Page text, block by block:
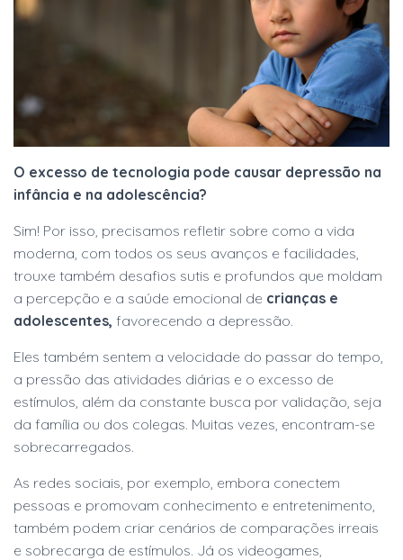
O excesso de tecnologia pode causar depressão na
infância e na adolescência?
Sim! Por isso, precisamos refletir sobre como a vida
moderna, com todos os seus avanços e facilidades,
trouxe também desafios sutis e profundos que moldam
a percepção e a saúde emocional de crianças e
adolescentes, favorecendo a depressão.
Eles também sentem a velocidade do passar do tempo,
a pressão das atividades diárias e o excesso de
estímulos, além da constante busca por validação, seja
da família ou dos colegas. Muitas vezes, encontram-se
sobrecarregados.
As redes sociais, por exemplo, embora conectem
pessoas e promovam conhecimento e entretenimento,
também podem criar cenários de comparações irreais
e sobrecarga de estímulos. Já os videogames,